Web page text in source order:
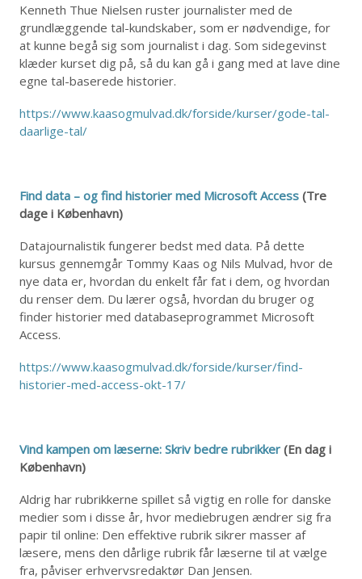
Kenneth Thue Nielsen ruster journalister med de
grundlæggende tal-kundskaber, som er nødvendige, for
at kunne begå sig som journalist i dag. Som sidegevinst
klæder kurset dig på, så du kan gå i gang med at lave dine
egne tal-baserede historier.
https://www.kaasogmulvad.dk/forside/kurser/gode-tal-
daarlige-tal/
Find data – og find historier med Microsoft Access (Tre
dage i København)
Datajournalistik fungerer bedst med data. På dette
kursus gennemgår Tommy Kaas og Nils Mulvad, hvor de
nye data er, hvordan du enkelt får fat i dem, og hvordan
du renser dem. Du lærer også, hvordan du bruger og
finder historier med databaseprogrammet Microsoft
Access.
https://www.kaasogmulvad.dk/forside/kurser/find-
historier-med-access-okt-17/
Vind kampen om læserne: Skriv bedre rubrikker (En dag i
København)
Aldrig har rubrikkerne spillet så vigtig en rolle for danske
medier som i disse år, hvor mediebrugen ændrer sig fra
papir til online: Den effektive rubrik sikrer masser af
læsere, mens den dårlige rubrik får læserne til at vælge
fra, påviser erhvervsredaktør Dan Jensen.